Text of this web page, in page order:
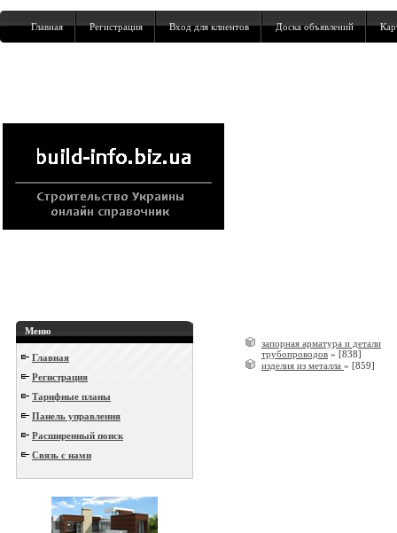
Главная Регистрация Вход для клиентов Доска объявлений
Меню
Главная
Регистрация
Тарифные планы
Панель управления
Расширенный поиск
Связь с нами
запорная арматура и детали
трубопроводов » [838]
изделия из металла » [859]